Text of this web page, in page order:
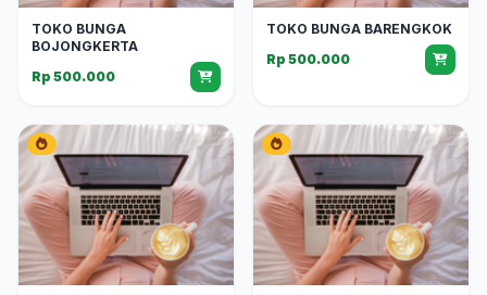
TOKO BUNGA
BOJONGKERTA
Rp 500.000
TOKO BUNGA BARENGKOK
Rp 500.000